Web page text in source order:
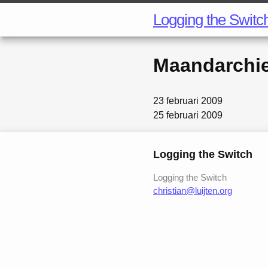
Logging the
23 februari 2009
25 februari 2009
Logging the Switch
Logging the Switch
christian@luijten.org